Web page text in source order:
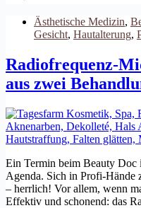
Ästhetische Medizin,
Gesicht, Hautalterung,
Radiofrequenz-
aus zwei
Ein Termin beim Beauty
Agenda. Sich in Profi-Hände
– herrlich! Vor allem, wenn
Effektiv und schonend: das